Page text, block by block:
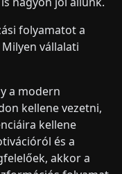
folyamatot a
vállalati
a modern
kellene vezetni,
kellene
és a
akkor a